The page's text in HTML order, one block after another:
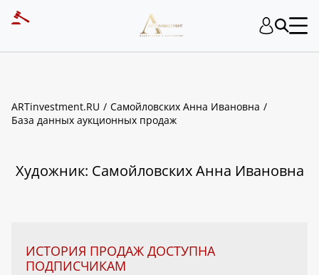
ARTinvestment.RU
Самойловских Анна Ивановна
База данных аукционных продаж
Художник: Самойловских Анна Ивановна
ИСТОРИЯ ПРОДАЖ ДОСТУПНА
ПОДПИСЧИКАМ